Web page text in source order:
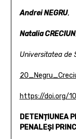
Andrei NEGRU,
Natalia CRECIUN
Universitatea de
https://doi.org/
DETENȚIUNEA
PENALEȘI